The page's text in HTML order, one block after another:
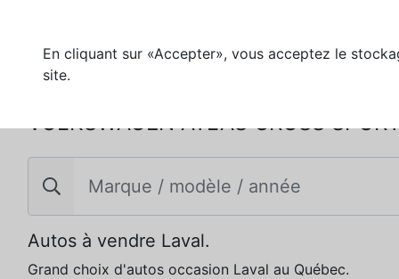
En cliquant sur «Accepter», vous acceptez le
site.
VOLKSWAGEN ATLAS CROSS
Autos à vendre Laval.
Grand choix d'autos occasion Laval au Québec.